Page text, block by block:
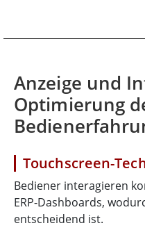
Anzeige und
Optimierung
Touchscreen-
Bediener interagieren
ERP-Dashboards,
entscheidend ist.